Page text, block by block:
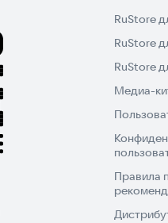
RuStore
RuStore
RuStore
Медиа-
Правила